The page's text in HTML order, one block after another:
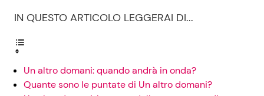
Privacy Policy
IN QUESTO ARTICOLO LEGGERAI DI...
Un altro domani: quando andrà in onda?
Quante sono le puntate di Un altro domani?